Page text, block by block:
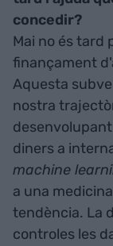
concedir?
Mai no és tard
finançament
Aquesta
nostra
diners a
machine
a una
tendència. La
controles les